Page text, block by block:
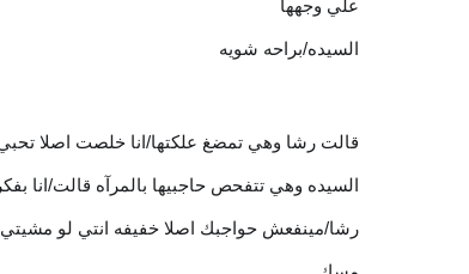
علي وجهها
السيده/براحه شويه
قالت رشا وهي تمضغ علكتها/انا خلصت اصلا
السيده وهي تتفحص حاجبيها بالمرآه قالت/انا
رشا/مينفعش حواجبك اصلا خفيفه انتي لو